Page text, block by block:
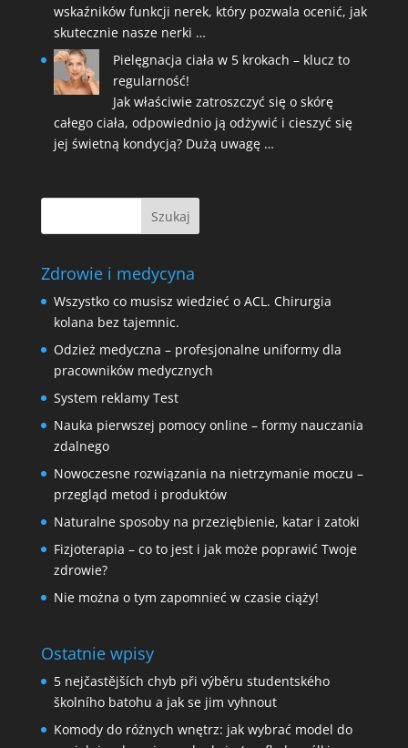
wskaźników funkcji nerek, który pozwala ocenić, jak
skutecznie nasze nerki …
Pielęgnacja ciała w 5 krokach – klucz to
regularność!
Jak właściwie zatroszczyć się o skórę
całego ciała, odpowiednio ją odżywić i cieszyć się
jej świetną kondycją? Dużą uwagę …
Zdrowie i medycyna
Wszystko co musisz wiedzieć o ACL. Chirurgia
kolana bez tajemnic.
Odzież medyczna – profesjonalne uniformy dla
pracowników medycznych
System reklamy Test
Nauka pierwszej pomocy online – formy nauczania
zdalnego
Nowoczesne rozwiązania na nietrzymanie moczu –
przegląd metod i produktów
Naturalne sposoby na przeziębienie, katar i zatoki
Fizjoterapia – co to jest i jak może poprawić Twoje
zdrowie?
Nie można o tym zapomnieć w czasie ciąży!
Ostatnie wpisy
5 nejčastějších chyb při výběru studentského
školního batohu a jak se jim vyhnout
Komody do różnych wnętrz: jak wybrać model do